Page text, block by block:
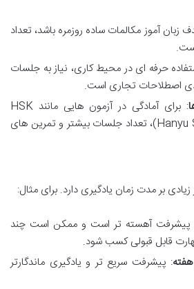
زبان آموز مکالمات ساده روزمره باشد، تعداد
حرفه ای در محیط کاری، نیاز به جلسات
اصطلاحات تجاری است.
: برای آمادگی در آزمون هایی مانند HSK
(Hanyu Shuiping Kaoshi)، تعداد جلسات بیشتر و تمرین های
بر مدت زمان یادگیری دارد. برای مثال:
پیشرفت آهسته تر است و ممکن است چند
قابل قبولی کسب شود.
: پیشرفت سریع تر و یادگیری ماندگارتر